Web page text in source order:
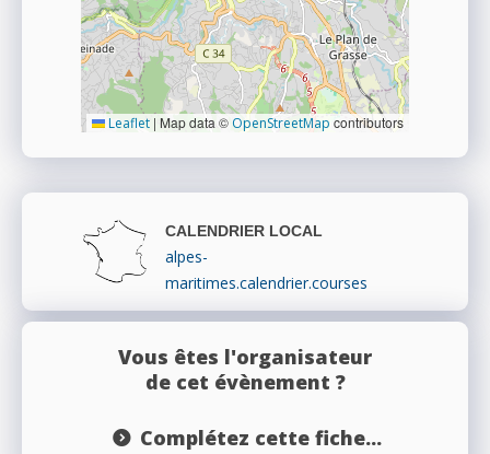
Leaflet | Map data ©OpenStreetMap contributors
CALENDRIER LOCAL
alpes-
maritimes.calendrier.courses
Vous êtes l'organisateur
de cet évènement ?
Complétez cette fiche...